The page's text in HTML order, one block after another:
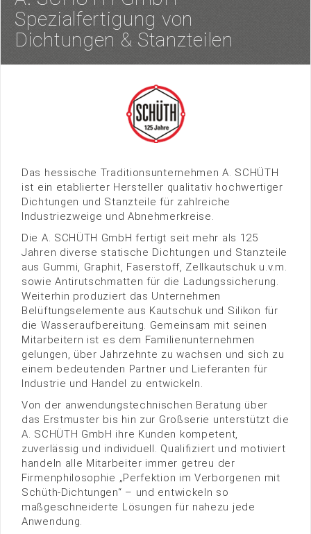
Spezialfertigung von
Dichtungen & Stanzteilen
Das hessische Traditionsunternehmen A. SCHÜTH
ist ein etablierter Hersteller qualitativ hochwertiger
Dichtungen und Stanzteile für zahlreiche
Industriezweige und Abnehmerkreise.
Die A. SCHÜTH GmbH fertigt seit mehr als 125
Jahren diverse statische Dichtungen und Stanzteile
aus Gummi, Graphit, Faserstoff, Zellkautschuk u.v.m.
sowie Antirutschmatten für die Ladungssicherung.
Weiterhin produziert das Unternehmen
Belüftungselemente aus Kautschuk und Silikon für
die Wasseraufbereitung. Gemeinsam mit seinen
Mitarbeitern ist es dem Familienunternehmen
gelungen, über Jahrzehnte zu wachsen und sich zu
einem bedeutenden Partner und Lieferanten für
Industrie und Handel zu entwickeln.
Von der anwendungstechnischen Beratung über
das Erstmuster bis hin zur Großserie unterstützt die
A. SCHÜTH GmbH ihre Kunden kompetent,
zuverlässig und individuell. Qualifiziert und motiviert
handeln alle Mitarbeiter immer getreu der
Firmenphilosophie „Perfektion im Verborgenen mit
Schüth-Dichtungen“ – und entwickeln so
maßgeschneiderte Lösungen für nahezu jede
Anwendung.